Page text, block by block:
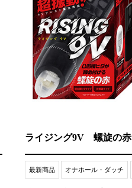
ライジング9V 螺旋の赤
最新商品 オナホール・ダッチ